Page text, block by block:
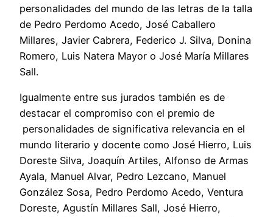
personalidades del mundo de las letras de la talla
de Pedro Perdomo Acedo, José Caballero
Millares, Javier Cabrera, Federico J. Silva, Donina
Romero, Luis Natera Mayor o José María Millares
Sall.
Igualmente entre sus jurados también es de
destacar el compromiso con el premio de
personalidades de significativa relevancia en el
mundo literario y docente como José Hierro, Luis
Doreste Silva, Joaquín Artiles, Alfonso de Armas
Ayala, Manuel Alvar, Pedro Lezcano, Manuel
González Sosa, Pedro Perdomo Acedo, Ventura
Doreste, Agustín Millares Sall, José Hierro,